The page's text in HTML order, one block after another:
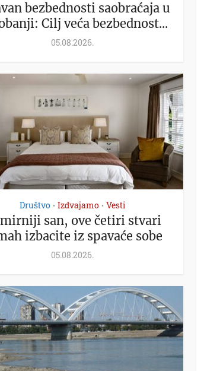
bezbednosti saobraćaja u
Cilj veća bezbednost...
05.08.2026.
Društvo • Izdvajamo • Vesti
mirniji san, ove četiri stvari
izbacite iz spavaće sobe
05.08.2026.